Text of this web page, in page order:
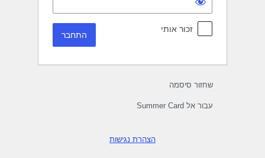
זכור אותי
שחזור סיסמה
עבור אל Summer Card
הצהרת נגישות